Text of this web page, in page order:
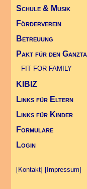
Schulsportwettkämpfe
Deutscher
Schule & Musik
Landeskonzert im
Förderverein
Allgemein
Projekte
Betreuung
FIT FOR FAMILY
Kontakt Betreuung
Pakt für den
FIT FOR FAMILY
KIBIZ
Links für Eltern
Links für Kinder
Formulare
Login
[Kontakt] [Impressum]